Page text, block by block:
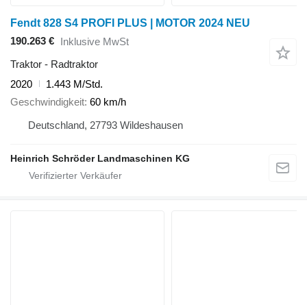
Fendt 828 S4 PROFI PLUS | MOTOR 2024 NEU
190.263 € Inklusive MwSt
Traktor - Radtraktor
2020
1.443 M/Std.
Geschwindigkeit 60 km/h
Deutschland, 27793 Wildeshausen
Heinrich Schröder Landmaschinen KG